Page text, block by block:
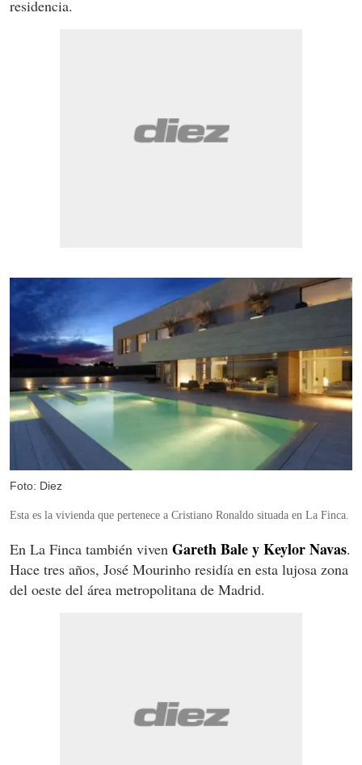
residencia.
Foto: Diez
Esta es la vivienda que pertenece a Cristiano Ronaldo situada en La Finca.
En La Finca también viven Gareth Bale y Keylor Navas.
Hace tres años, José Mourinho residía en esta lujosa zona
del oeste del área metropolitana de Madrid.